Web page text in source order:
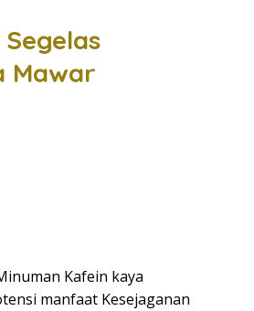
Mawar
Kafein kaya
manfaat Kesejaganan